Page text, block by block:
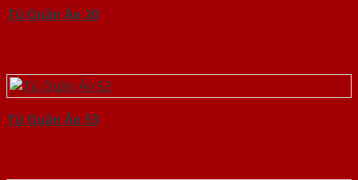
Tủ Quần Áo 20
Tủ Quần Áo 53